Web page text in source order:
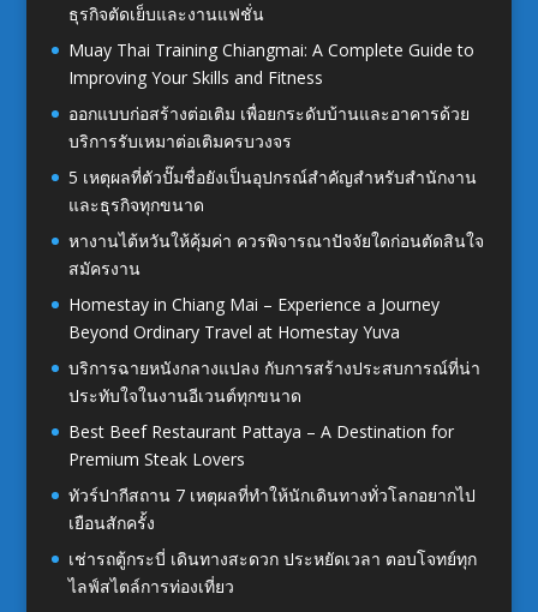
ธุรกิจตัดเย็บและงานแฟชั่น
Muay Thai Training Chiangmai: A Complete Guide to
Improving Your Skills and Fitness
ออกแบบก่อสร้างต่อเติม เพื่อยกระดับบ้านและอาคารด้วย
บริการรับเหมาต่อเติมครบวงจร
5 เหตุผลที่ตัวปั๊มชื่อยังเป็นอุปกรณ์สำคัญสำหรับสำนักงาน
และธุรกิจทุกขนาด
หางานไต้หวันให้คุ้มค่า ควรพิจารณาปัจจัยใดก่อนตัดสินใจ
สมัครงาน
Homestay in Chiang Mai – Experience a Journey
Beyond Ordinary Travel at Homestay Yuva
บริการฉายหนังกลางแปลง กับการสร้างประสบการณ์ที่น่า
ประทับใจในงานอีเวนต์ทุกขนาด
Best Beef Restaurant Pattaya – A Destination for
Premium Steak Lovers
ทัวร์ปากีสถาน 7 เหตุผลที่ทำให้นักเดินทางทั่วโลกอยากไป
เยือนสักครั้ง
เช่ารถตู้กระบี่ เดินทางสะดวก ประหยัดเวลา ตอบโจทย์ทุก
ไลฟ์สไตล์การท่องเที่ยว